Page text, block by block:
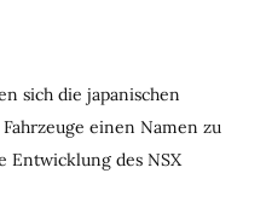
sich die japanischen
einen Namen zu
Entwicklung des NSX